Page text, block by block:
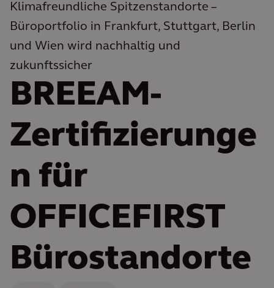
Klimafreundliche Spitzenstandorte –
Büroportfolio in Frankfurt, Stuttgart, Berlin
und Wien wird nachhaltig und
zukunftssicher
BREEAM-
Zertifizierunge
n für
OFFICEFIRST
Bürostandorte